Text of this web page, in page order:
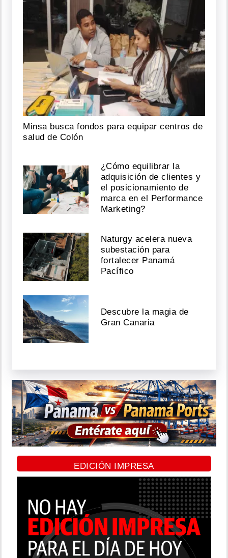
Minsa busca fondos para equipar centros de
salud de Colón
¿Cómo equilibrar la
adquisición de clientes y
el posicionamiento de
marca en el Performance
Marketing?
Naturgy acelera nueva
subestación para
fortalecer Panamá
Pacífico
Descubre la magia de
Gran Canaria
EDICIÓN IMPRESA